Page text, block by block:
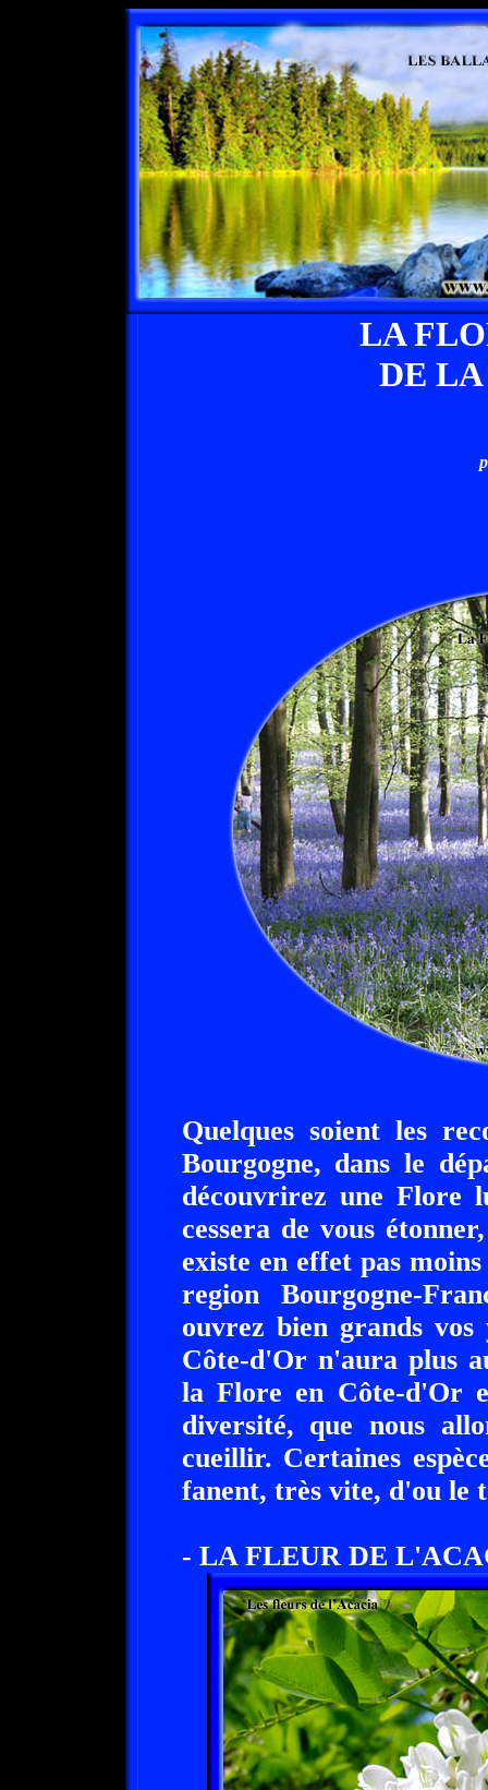
LA
DE
Quelques soient les
Bourgogne, dans le
découvrirez une Flore
cessera de vous
existe en effet pas
region Bourgogne-
ouvrez bien grands
Côte-d'Or n'aura plus
la Flore en Côte-d'Or
diversité, que nous
cueillir. Certaines
fanent, très vite, d'ou le
- LA FLEUR DE